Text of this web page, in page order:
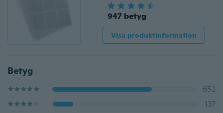
947 betyg
Visa produktinformation
Betyg
652
137